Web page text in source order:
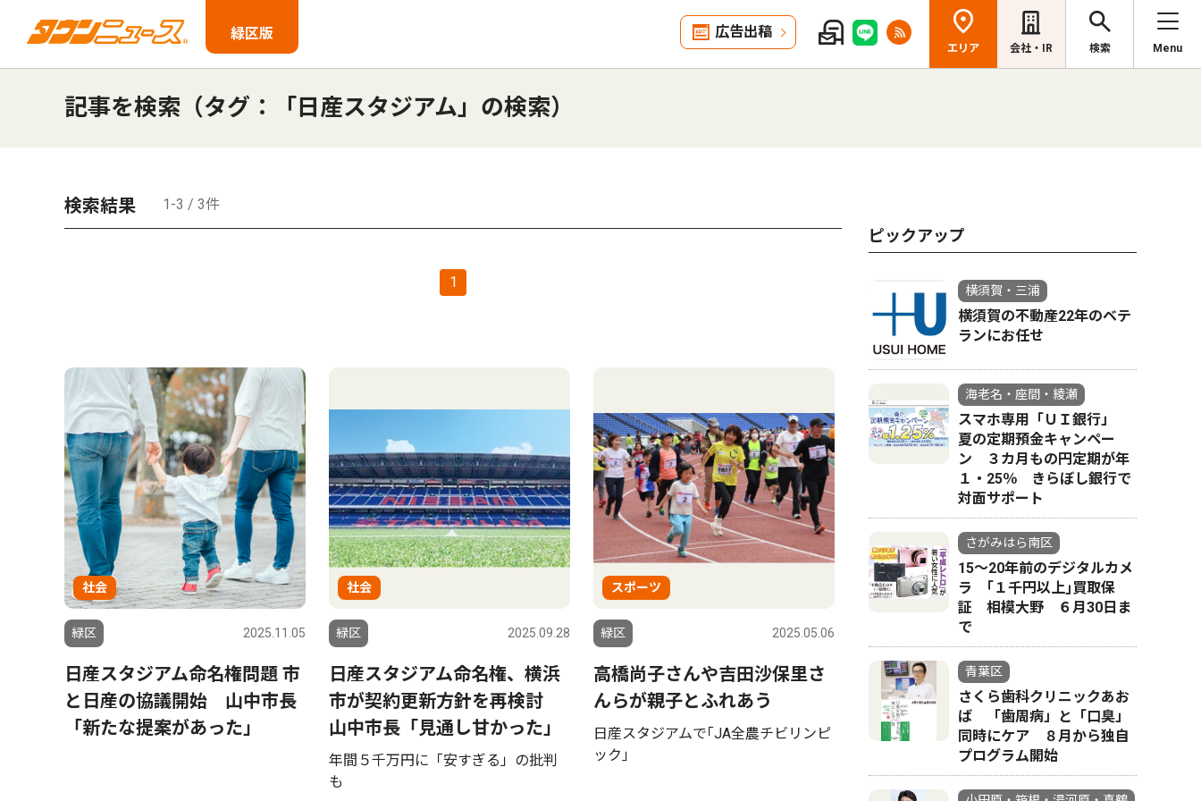
緑区版 広告出稿
エリア 会社・IR 検索 Menu
記事を検索（タグ：「日産スタジアム」の検索）
検索結果 1-3 / 3件
1
社会
緑区 2025.11.05
日産スタジアム命名権問題 市
と日産の協議開始 山中市長
「新たな提案があった」
社会
緑区 2025.09.28
日産スタジアム命名権、横浜
市が契約更新方針を再検討
山中市長「見通し甘かった」
年間５千万円に「安すぎる」の批判
も
スポーツ
緑区 2025.05.06
高橋尚子さんや吉田沙保里さ
んらが親子とふれあう
日産スタジアムで｢JA全農チビリンピ
ック｣
ピックアップ
横須賀・三浦
横須賀の不動産22年のベテ
ランにお任せ
海老名・座間・綾瀬
スマホ専用「ＵＩ銀行」
夏の定期預金キャンペー
ン ３カ月もの円定期が年
１・25％ きらぼし銀行で
対面サポート
さがみはら南区
15〜20年前のデジタルカメ
ラ ｢１千円以上｣買取保
証 相模大野 ６月30日ま
で
青葉区
さくら歯科クリニックあお
ば 「歯周病」と「口臭」
同時にケア ８月から独自
プログラム開始